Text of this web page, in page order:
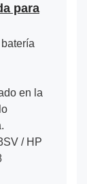
para
en la
/ HP